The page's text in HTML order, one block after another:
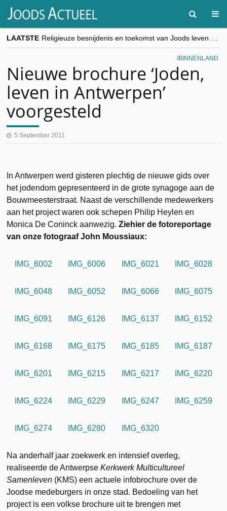
LAATSTE
“Besnijdenisdebat toont hoe moeilijk seculiere Westen minderheden begrijpt”, Jinnih Beels (Vooruit)
CITYTRIP | ROEMENIË – Boekarest: de verrassing van Oost-Europa
BINNENLAND
Nieuwe brochure ‘Joden,
leven in Antwerpen’
voorgesteld
5 September 2011
In Antwerpen werd gisteren plechtig de nieuwe gids over
het jodendom gepresenteerd in de grote synagoge aan de
Bouwmeesterstraat. Naast de verschillende medewerkers
aan het project waren ook schepen Philip Heylen en
Monica De Coninck aanwezig.Ziehier de fotoreportage
van onze fotograaf John Moussiaux:
IMG_6002 IMG_6006 IMG_6021 IMG_6028
IMG_6048 IMG_6052 IMG_6066 IMG_6075
IMG_6091 IMG_6126 IMG_6137 IMG_6152
IMG_6168 IMG_6175 IMG_6185 IMG_6187
IMG_6201 IMG_6215 IMG_6217 IMG_6220
IMG_6224 IMG_6229 IMG_6247 IMG_6259
IMG_6274 IMG_6280 IMG_6320
Na anderhalf jaar zoekwerk en intensief overleg,
realiseerde de AntwerpseKerkwerk Multicultureel
Samenleven (KMS) een actuele infobrochure over de
Joodse medeburgers in onze stad. Bedoeling van het
project is een volkse brochure uit te brengen met